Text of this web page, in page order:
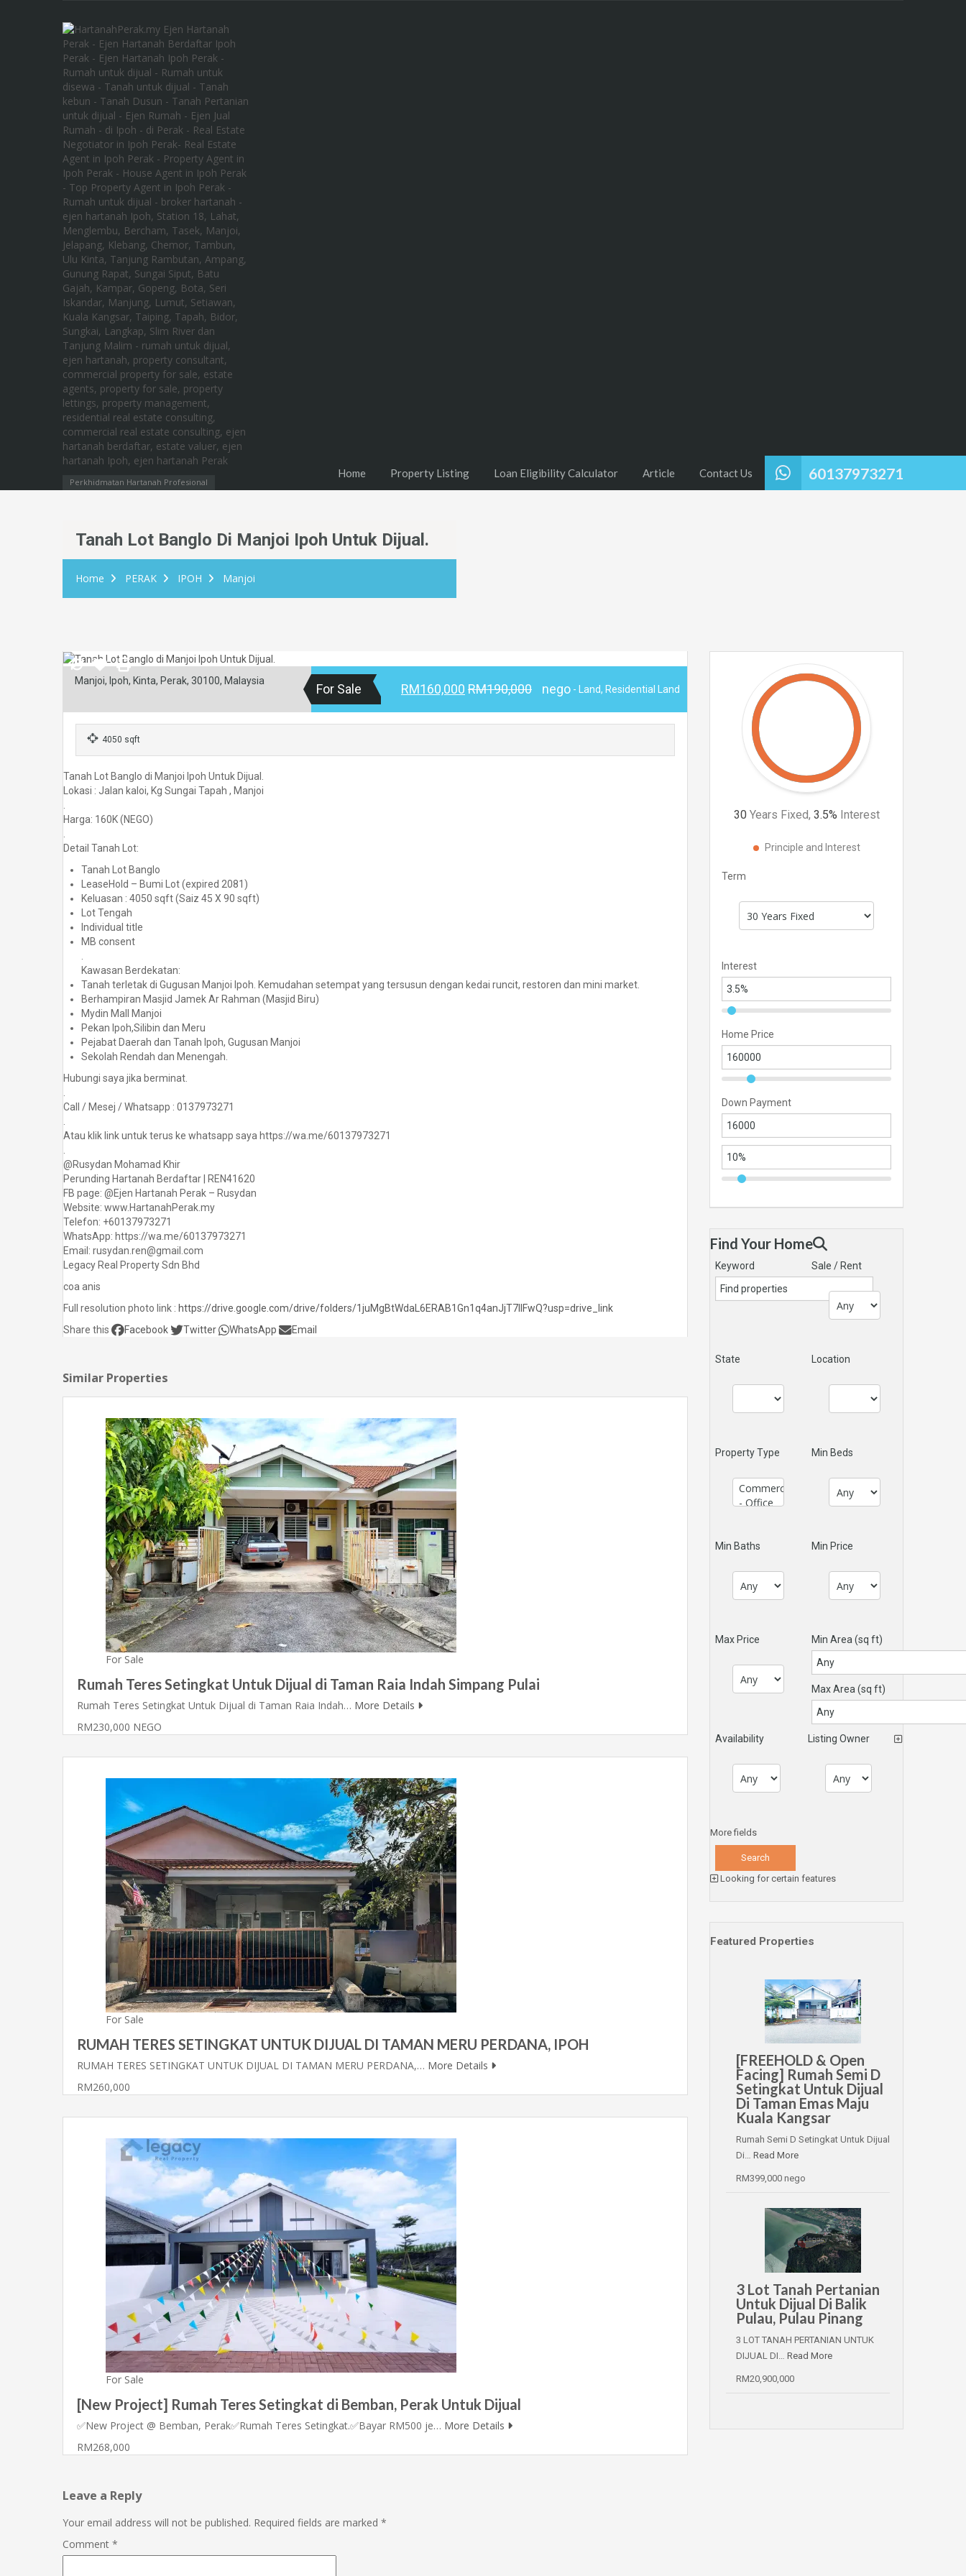
Perkhidmatan Hartanah Profesional 60137973271
Home Property Listing Loan Eligibility Calculator Article Contact Us
Tanah Lot Banglo Di Manjoi Ipoh Untuk Dijual.
Home PERAK IPOH Manjoi
Manjoi, Ipoh, Kinta, Perak, 30100, Malaysia
For Sale RM160,000 RM190,000 nego - Land, Residential Land
4050 sqft
Tanah Lot Banglo di Manjoi Ipoh Untuk Dijual.
Lokasi : Jalan kaloi, Kg Sungai Tapah , Manjoi
.
Harga: 160K (NEGO)
.
Detail Tanah Lot:
Tanah Lot Banglo
LeaseHold – Bumi Lot (expired 2081)
Keluasan : 4050 sqft (Saiz 45 X 90 sqft)
Lot Tengah
Individual title
MB consent
.
Kawasan Berdekatan:
Tanah terletak di Gugusan Manjoi Ipoh. Kemudahan setempat yang tersusun dengan kedai runcit, restoren dan mini market.
Berhampiran Masjid Jamek Ar Rahman (Masjid Biru)
Mydin Mall Manjoi
Pekan Ipoh,Silibin dan Meru
Pejabat Daerah dan Tanah Ipoh, Gugusan Manjoi
Sekolah Rendah dan Menengah.
Hubungi saya jika berminat.
.
Call / Mesej / Whatsapp : 0137973271
.
Atau klik link untuk terus ke whatsapp saya https://wa.me/60137973271
.
@Rusydan Mohamad Khir
Perunding Hartanah Berdaftar | REN41620
FB page: @Ejen Hartanah Perak – Rusydan
Website: www.HartanahPerak.my
Telefon: +60137973271
WhatsApp: https://wa.me/60137973271
Email: rusydan.ren@gmail.com
Legacy Real Property Sdn Bhd
coa anis
Full resolution photo link : https://drive.google.com/drive/folders/1juMgBtWdaL6ERAB1Gn1q4anJjT7llFwQ?usp=drive_link
Share this
Facebook Twitter WhatsApp Email
Similar Properties
For Sale
Rumah Teres Setingkat Untuk Dijual di Taman Raia Indah Simpang Pulai
Rumah Teres Setingkat Untuk Dijual di Taman Raia Indah… More Details
RM230,000 NEGO
For Sale
RUMAH TERES SETINGKAT UNTUK DIJUAL DI TAMAN MERU PERDANA, IPOH
RUMAH TERES SETINGKAT UNTUK DIJUAL DI TAMAN MERU PERDANA,… More Details
RM260,000
For Sale
[New Project] Rumah Teres Setingkat di Bemban, Perak Untuk Dijual
✅New Project @ Bemban, Perak✅Rumah Teres Setingkat.✅Bayar RM500 je… More Details
RM268,000
Leave a Reply
Your email address will not be published. Required fields are marked *
Comment *
30 Years Fixed, 3.5% Interest
Principle and Interest
Term
Interest
Home Price
Down Payment
Find Your Home
Keyword Sale / Rent
State Location
Property Type Min Beds
Min Baths Min Price
Max Price Min Area (sq ft)
Max Area (sq ft)
Availability Listing Owner
More fields
Looking for certain features
Featured Properties
[FREEHOLD & Open
Facing] Rumah Semi D
Setingkat Untuk Dijual
Di Taman Emas Maju
Kuala Kangsar
Rumah Semi D Setingkat Untuk Dijual
Di… Read More
RM399,000 nego
3 Lot Tanah Pertanian
Untuk Dijual Di Balik
Pulau, Pulau Pinang
3 LOT TANAH PERTANIAN UNTUK
DIJUAL DI… Read More
RM20,900,000